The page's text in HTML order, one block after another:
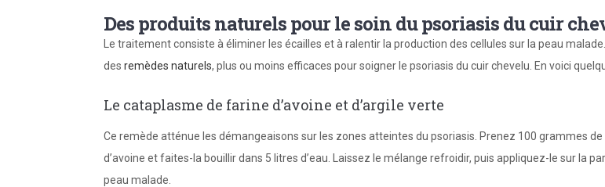
Des produits naturels pour le soin du psoriasis du cuir
Le traitement consiste à éliminer les écailles et à ralentir la production des cellules sur la peau
des remèdes naturels, plus ou moins efficaces pour soigner le psoriasis du cuir chevelu. En voici
Le cataplasme de farine d’avoine et d’argile verte
Ce remède atténue les démangeaisons sur les zones atteintes du psoriasis. Prenez 100 grammes
d’avoine et faites-la bouillir dans 5 litres d’eau. Laissez le mélange refroidir, puis appliquez-le sur la
peau malade.